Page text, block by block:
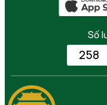
Số
258